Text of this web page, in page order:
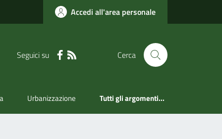
Accedi all'area personale
Seguici su Cerca
Urbanizzazione Tutti gli argomenti...